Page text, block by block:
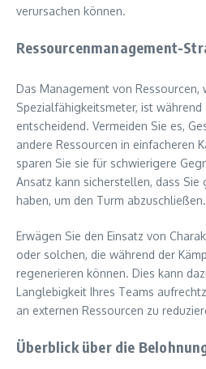
verursachen können.
Ressourcenmanagement-
Das Management von Ressourcen,
Spezialfähigkeitsmeter, ist während
entscheidend. Vermeiden Sie es,
andere Ressourcen in einfacheren
sparen Sie sie für schwierigere
Ansatz kann sicherstellen, dass Sie
haben, um den Turm abzuschließen.
Erwägen Sie den Einsatz von
oder solchen, die während der
regenerieren können. Dies kann
Langlebigkeit Ihres Teams
an externen Ressourcen zu
Überblick über die